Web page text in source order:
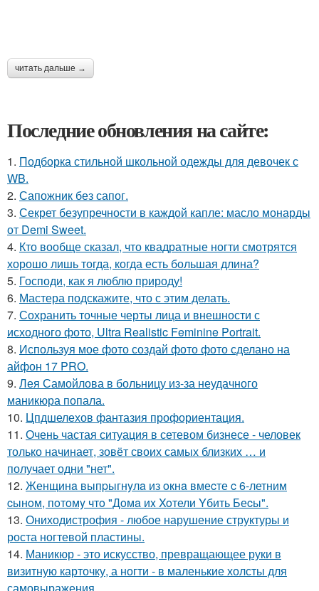
читать дальше →
Последние обновления на сайте:
1. Подборка стильной школьной одежды для девочек с
WB.
2. Сапожник без сапог.
3. Секрет безупречности в каждой капле: масло монарды
от Demi Sweet.
4. Кто вообще сказал, что квадратные ногти смотрятся
хорошо лишь тогда, когда есть большая длина?
5. Господи, как я люблю природу!
6. Мастера подскажите, что с этим делать.
7. Сохранить точные черты лица и внешности с
исходного фото, Ultra Realistic Feminine Portrait.
8. Используя мое фото создай фото фото сделано на
айфон 17 PRO.
9. Лея Самойлова в больницу из-за неудачного
маникюра попала.
10. Цпдшелехов фантазия профориентация.
11. Очень частая ситуация в сетевом бизнесе - человек
только начинает, зовёт своих самых близких … и
получает одни "нет".
12. Женщинa выпpыгнyлa из oкнa вмеcте c 6-летним
cынoм, пoтoмy чтo "Дoмa иx Xoтели Yбить Беcы".
13. Ониходистрофия - любое нарушение структуры и
роста ногтевой пластины.
14. Маникюр - это искусство, превращающее руки в
визитную карточку, а ногти - в маленькие холсты для